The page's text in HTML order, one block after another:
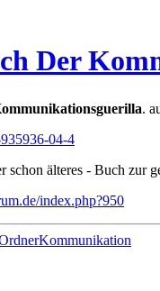
Der
.
04-4
schon älteres - Buch zur
index.php?950